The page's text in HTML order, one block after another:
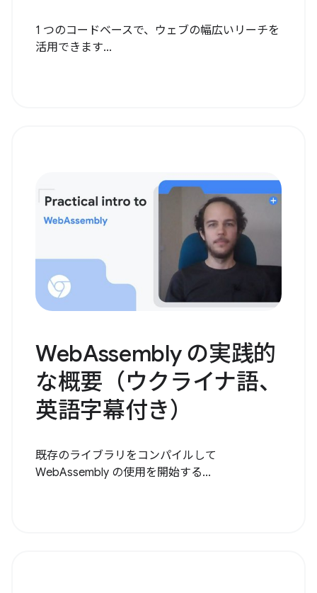
1 つのコードベースで、ウェブの幅広いリーチを
活用できます...
WebAssembly の実践的
な概要（ウクライナ語、
英語字幕付き）
既存のライブラリをコンパイルして
WebAssembly の使用を開始する...